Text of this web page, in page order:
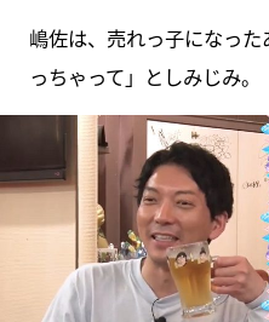
嶋佐は、売れっ子になっ
っちゃって」としみじみ。